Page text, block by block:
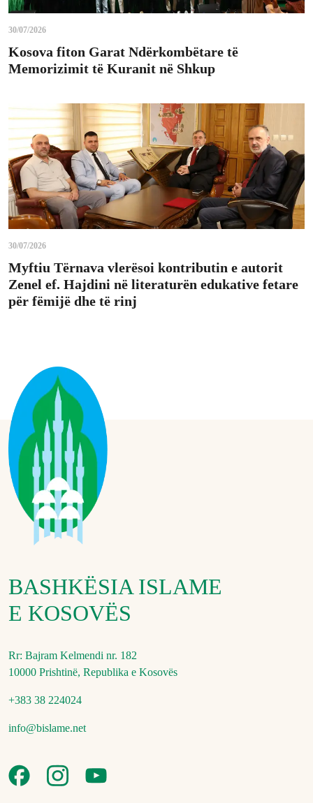
30/07/2026
Kosova fiton Garat Ndërkombëtare të
Memorizimit të Kuranit në Shkup
30/07/2026
Myftiu Tërnava vlerësoi kontributin e autorit
Zenel ef. Hajdini në literaturën edukative fetare
për fëmijë dhe të rinj
BASHKËSIA ISLAME
E KOSOVËS
Rr: Bajram Kelmendi nr. 182
10000 Prishtinë, Republika e Kosovës
+383 38 224024
info@bislame.net